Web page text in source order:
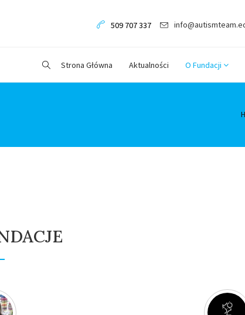
509 707 337
Strona Główna Aktualności O Fundacji